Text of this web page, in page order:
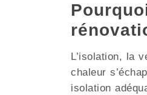
L’isolation, la
chaleur
isolation